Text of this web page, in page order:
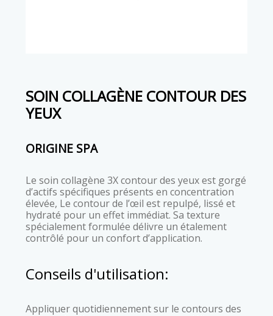
SOIN COLLAGÈNE CONTOUR DES
YEUX
ORIGINE SPA
Le soin collagène 3X contour des yeux est gorgé
d’actifs spécifiques présents en concentration
élevée, Le contour de l’œil est repulpé, lissé et
hydraté pour un effet immédiat. Sa texture
spécialement formulée délivre un étalement
contrôlé pour un confort d’application.
Conseils d'utilisation:
Appliquer quotidiennement sur le contours des